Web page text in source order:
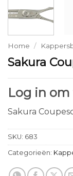
Home /
Sakura
Log in
Sakura
SKU: 683
Categorieën: